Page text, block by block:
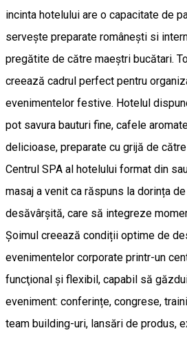
incinta hotelului are o capacitate de
servește preparate românești si
pregătite de către maeștri bucătari.
creează cadrul perfect pentru
evenimentelor festive. Hotelul
pot savura bauturi fine, cafele
delicioase, preparate cu grijă de
Centrul SPA al hotelului format din
masaj a venit ca răspuns la dorința
desăvârșită, care să integreze
Șoimul creează condiții optime de
evenimentelor corporate printr-un
funcţional şi flexibil, capabil să
eveniment: conferințe, congrese,
team building-uri, lansări de produs,